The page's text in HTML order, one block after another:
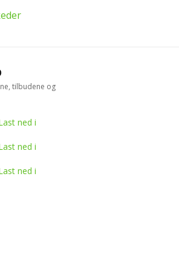
tilbudene og
ned i
ned i
ned i